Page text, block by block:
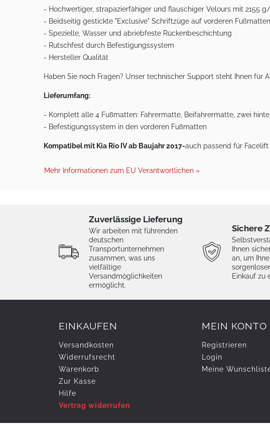
- Hochwertiger, strapazierfähiger und flauschiger Velours mit 2155
- Beidseitig gestickte "Exclusive" Schriftzüge auf vorderen Fußmatten
- Spezielle, Wasser und abriebfeste Rückenbeschichtung
- Rutschfest durch Befestigungssystem
- Hersteller Qualität
Haben Sie noch Fragen? Unser technischer Support steht Ihnen für
Lieferumfang:
- Komplett alle 4 Fußmatten: Fahrermatte, Beifahrermatte, zwei
- Befestigungssystem in den vorderen Fußmatten
Kompatibel mit Kia Rio IV ab Baujahr 2017-auch passend für Facelift
Mehr Informationen zum EU Verantwortlichen »
Zuverlässige Lieferung
Wir arbeiten mit führenden
deutschen
Transportunternehmen
zusammen, was uns
vielfältige
Versandmöglichkeiten
ermöglicht.
Sichere
Ihnen
an, um
Einkauf zu
EINKAUFEN
Versandkosten
Widerrufs­recht
Warenkorb
Zur Kasse
Hilfe
Vertrag widerrufen
MEIN KONTO
Registrieren
Login
Meine